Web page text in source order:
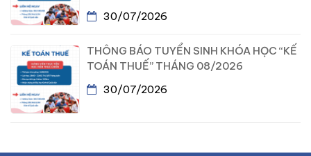
30/07/2026
THÔNG BÁO TUYỂN SINH KHÓA HỌC “KẾ
TOÁN THUẾ” THÁNG 08/2026
30/07/2026